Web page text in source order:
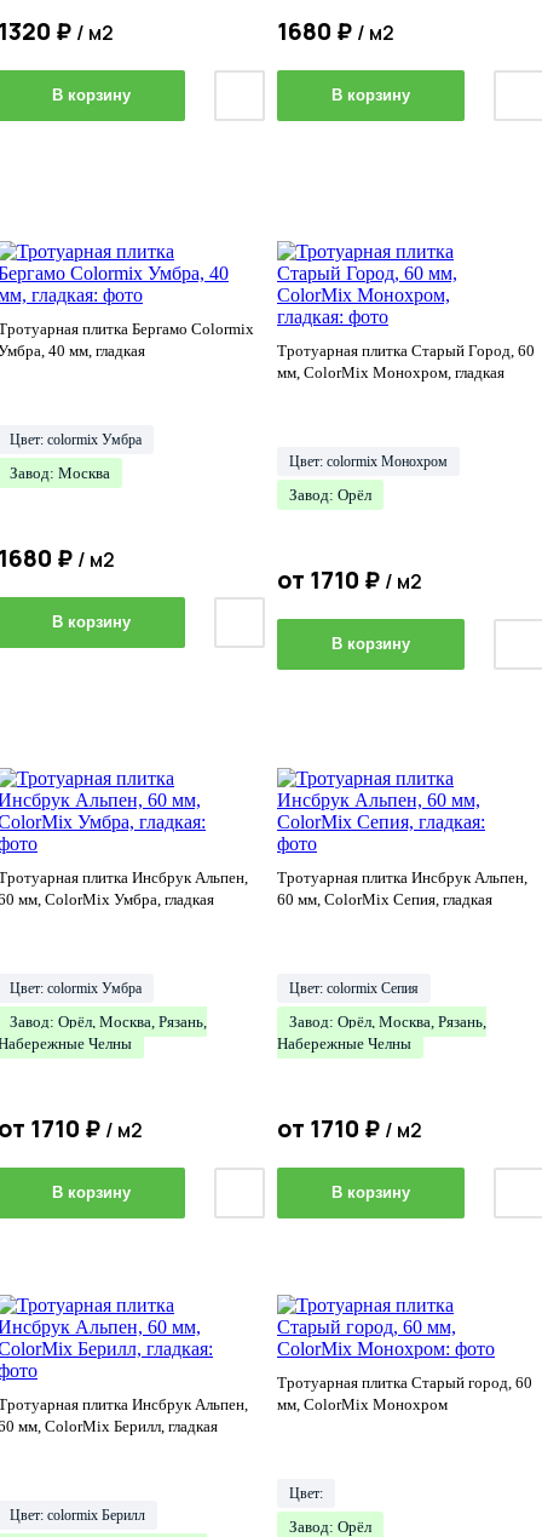
₽ / м2
В корзину
1680 ₽ / м2
В корзину
плитка Бергамо Colormix
40 мм, гладкая
Цвет: colormix Умбра
Завод: Москва
₽ / м2
В корзину
Тротуарная плитка Старый Город, 60
мм, ColorMix Монохром, гладкая
Цвет: colormix Монохром
Завод: Орёл
от 1710 ₽ / м2
В корзину
плитка Инсбрук Альпен,
мм, ColorMix Умбра, гладкая
Цвет: colormix Умбра
Завод: Орёл, Москва, Рязань,
Челны
1710 ₽ / м2
В корзину
Тротуарная плитка Инсбрук Альпен,
60 мм, ColorMix Сепия, гладкая
Цвет: colormix Сепия
Завод: Орёл, Москва, Рязань,
Набережные Челны
от 1710 ₽ / м2
В корзину
плитка Инсбрук Альпен,
мм, ColorMix Берилл, гладкая
Цвет: colormix Берилл
Тротуарная плитка Старый город, 60
мм, ColorMix Монохром
Цвет:
Завод: Орёл